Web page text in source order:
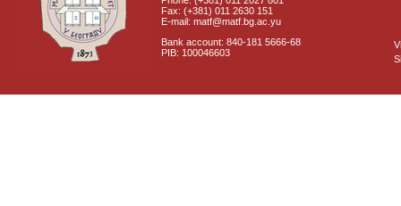
Fax: (+381) 011 2630 151
E-mail: matf@matf.bg.ac.yu
Bank account: 840-181 5666-68
PIB: 100046603